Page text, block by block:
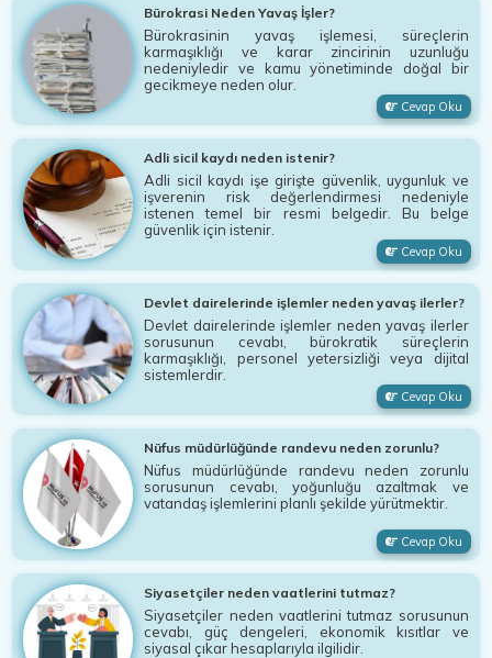
Bürokrasi Neden Yavaş İşler?
Bürokrasinin yavaş işlemesi, süreçlerin
karmaşıklığı ve karar zincirinin uzunluğu
nedeniyledir ve kamu yönetiminde doğal bir
gecikmeye neden olur.
Cevap Oku
Adli sicil kaydı neden istenir?
Adli sicil kaydı işe girişte güvenlik, uygunluk ve
işverenin risk değerlendirmesi nedeniyle
istenen temel bir resmi belgedir. Bu belge
güvenlik için istenir.
Cevap Oku
Devlet dairelerinde işlemler neden yavaş ilerler?
Devlet dairelerinde işlemler neden yavaş ilerler
sorusunun cevabı, bürokratik süreçlerin
karmaşıklığı, personel yetersizliği veya dijital
sistemlerdir.
Cevap Oku
Nüfus müdürlüğünde randevu neden zorunlu?
Nüfus müdürlüğünde randevu neden zorunlu
sorusunun cevabı, yoğunluğu azaltmak ve
vatandaş işlemlerini planlı şekilde yürütmektir.
Cevap Oku
Siyasetçiler neden vaatlerini tutmaz?
Siyasetçiler neden vaatlerini tutmaz sorusunun
cevabı, güç dengeleri, ekonomik kısıtlar ve
siyasal çıkar hesaplarıyla ilgilidir.